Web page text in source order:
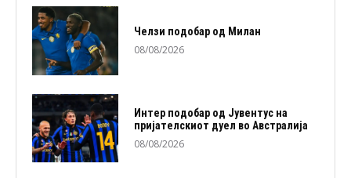
Челзи подобaр од Милан
08/08/2026
Интер подобар од Јувентус на
пријателскиот дуел во Австралија
08/08/2026